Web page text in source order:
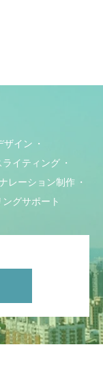
ザイン
ライティング
レーション制作
ングサポート